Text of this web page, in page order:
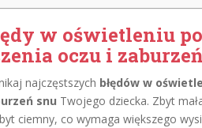
w oświetleniu
oczu i
najczęstszych błędów w
snu Twojego dziecka. Zbyt
ciemny, co wymaga większego